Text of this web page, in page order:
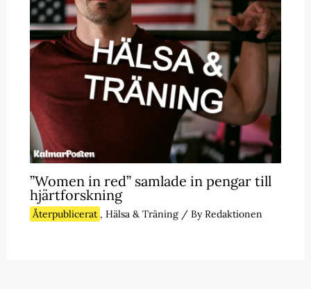
”Women in red” samlade in pengar till
hjärtforskning
Återpublicerat , Hälsa & Träning/ ByRedaktionen